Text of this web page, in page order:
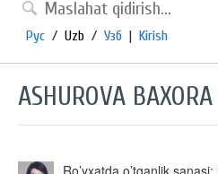
Рус / Uzb / Узб | Kirish
ASHUROVA
Ro’yxatda o’tganlik